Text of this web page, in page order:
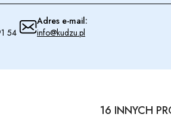
54
Adres e-mail:
info@kudzu.pl
16 INNYCH